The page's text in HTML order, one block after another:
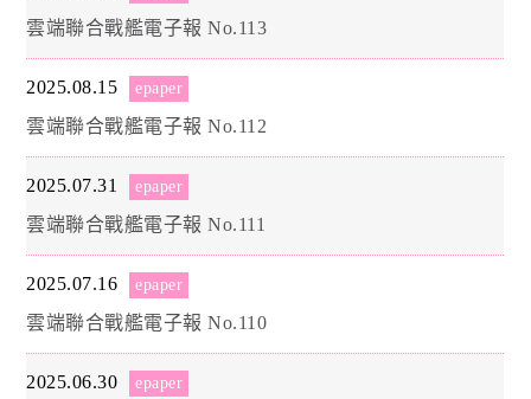
雲端聯合戰艦電子報 No.113
2025.08.15 epaper
雲端聯合戰艦電子報 No.112
2025.07.31 epaper
雲端聯合戰艦電子報 No.111
2025.07.16 epaper
雲端聯合戰艦電子報 No.110
2025.06.30 epaper